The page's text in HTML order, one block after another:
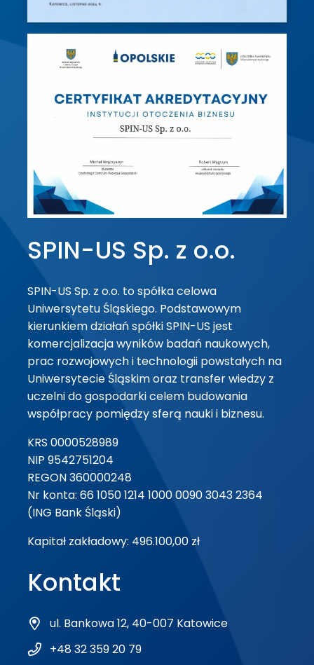
SPIN-US Sp. z o.o.
SPIN-US Sp. z o.o. to spółka celowa
Uniwersytetu Śląskiego. Podstawowym
kierunkiem działań spółki SPIN-US jest
komercjalizacja wyników badań naukowych,
prac rozwojowych i technologii powstałych na
Uniwersytecie Śląskim oraz transfer wiedzy z
uczelni do gospodarki celem budowania
współpracy pomiędzy sferą nauki i biznesu.
KRS 0000528989
NIP 9542751204
REGON 360000248
Nr konta: 66 1050 1214 1000 0090 3043 2364
(ING Bank Śląski)
Kapitał zakładowy: 496.100,00 zł
Kontakt
ul. Bankowa 12, 40-007 Katowice
+48 32 359 20 79